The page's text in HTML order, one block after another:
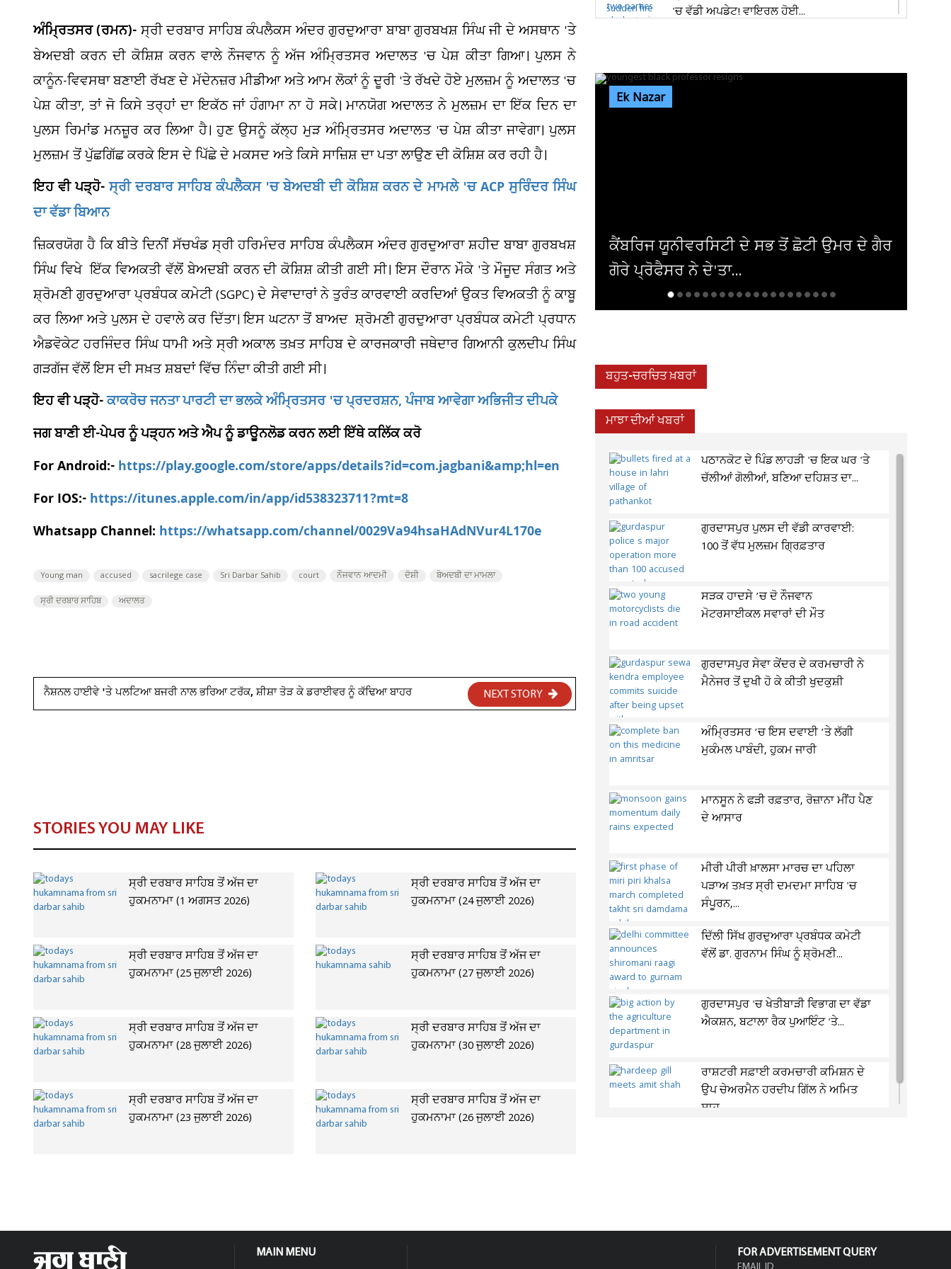
ਅੰਮ੍ਰਿਤਸਰ (ਰਮਨ)-ਸ੍ਰੀ ਦਰਬਾਰ ਸਾਹਿਬ ਕੰਪਲੈਕਸ ਅੰਦਰ ਗੁਰਦੁਆਰਾ ਬਾਬਾ ਗੁਰਬਖਸ਼ ਸਿੰਘ ਜੀ ਦੇ ਅਸਥਾਨ 'ਤੇ
ਬੇਅਦਬੀ ਕਰਨ ਦੀ ਕੋਸ਼ਿਸ਼ ਕਰਨ ਵਾਲੇ ਨੌਜਵਾਨ ਨੂੰ ਅੱਜ ਅੰਮ੍ਰਿਤਸਰ ਅਦਾਲਤ 'ਚ ਪੇਸ਼ ਕੀਤਾ ਗਿਆ। ਪੁਲਸ ਨੇ
ਕਾਨੂੰਨ-ਵਿਵਸਥਾ ਬਣਾਈ ਰੱਖਣ ਦੇ ਮੱਦੇਨਜ਼ਰ ਮੀਡੀਆ ਅਤੇ ਆਮ ਲੋਕਾਂ ਨੂੰ ਦੂਰੀ 'ਤੇ ਰੱਖਦੇ ਹੋਏ ਮੁਲਜ਼ਮ ਨੂੰ ਅਦਾਲਤ 'ਚ
ਪੇਸ਼ ਕੀਤਾ, ਤਾਂ ਜੋ ਕਿਸੇ ਤਰ੍ਹਾਂ ਦਾ ਇਕੱਠ ਜਾਂ ਹੰਗਾਮਾ ਨਾ ਹੋ ਸਕੇ। ਮਾਨਯੋਗ ਅਦਾਲਤ ਨੇ ਮੁਲਜ਼ਮ ਦਾ ਇੱਕ ਦਿਨ ਦਾ
ਪੁਲਸ ਰਿਮਾਂਡ ਮਨਜ਼ੂਰ ਕਰ ਲਿਆ ਹੈ। ਹੁਣ ਉਸਨੂੰ ਕੱਲ੍ਹ ਮੁੜ ਅੰਮ੍ਰਿਤਸਰ ਅਦਾਲਤ 'ਚ ਪੇਸ਼ ਕੀਤਾ ਜਾਵੇਗਾ। ਪੁਲਸ
ਮੁਲਜ਼ਮ ਤੋਂ ਪੁੱਛਗਿੱਛ ਕਰਕੇ ਇਸ ਦੇ ਪਿੱਛੇ ਦੇ ਮਕਸਦ ਅਤੇ ਕਿਸੇ ਸਾਜ਼ਿਸ਼ ਦਾ ਪਤਾ ਲਾਉਣ ਦੀ ਕੋਸ਼ਿਸ਼ ਕਰ ਰਹੀ ਹੈ।
ਇਹ ਵੀ ਪੜ੍ਹੋ-ਸ੍ਰੀ ਦਰਬਾਰ ਸਾਹਿਬ ਕੰਪਲੈਕਸ 'ਚ ਬੇਅਦਬੀ ਦੀ ਕੋਸ਼ਿਸ਼ ਕਰਨ ਦੇ ਮਾਮਲੇ 'ਚ ACP ਸੁਰਿੰਦਰ ਸਿੰਘ
ਦਾ ਵੱਡਾ ਬਿਆਨ
ਜ਼ਿਕਰਯੋਗ ਹੈ ਕਿ ਬੀਤੇ ਦਿਨੀਂ ਸੱਚਖੰਡ ਸ੍ਰੀ ਹਰਿਮੰਦਰ ਸਾਹਿਬ ਕੰਪਲੈਕਸ ਅੰਦਰ ਗੁਰਦੁਆਰਾ ਸ਼ਹੀਦ ਬਾਬਾ ਗੁਰਬਖਸ਼
ਸਿੰਘ ਵਿਖੇ ਇੱਕ ਵਿਅਕਤੀ ਵੱਲੋਂ ਬੇਅਦਬੀ ਕਰਨ ਦੀ ਕੋਸ਼ਿਸ਼ ਕੀਤੀ ਗਈ ਸੀ। ਇਸ ਦੌਰਾਨ ਮੌਕੇ 'ਤੇ ਮੌਜੂਦ ਸੰਗਤ ਅਤੇ
ਸ਼੍ਰੋਮਣੀ ਗੁਰਦੁਆਰਾ ਪ੍ਰਬੰਧਕ ਕਮੇਟੀ (SGPC) ਦੇ ਸੇਵਾਦਾਰਾਂ ਨੇ ਤੁਰੰਤ ਕਾਰਵਾਈ ਕਰਦਿਆਂ ਉਕਤ ਵਿਅਕਤੀ ਨੂੰ ਕਾਬੂ
ਕਰ ਲਿਆ ਅਤੇ ਪੁਲਸ ਦੇ ਹਵਾਲੇ ਕਰ ਦਿੱਤਾ। ਇਸ ਘਟਨਾ ਤੋਂ ਬਾਅਦ ਸ਼੍ਰੋਮਣੀ ਗੁਰਦੁਆਰਾ ਪ੍ਰਬੰਧਕ ਕਮੇਟੀ ਪ੍ਰਧਾਨ
ਐਡਵੋਕੇਟ ਹਰਜਿੰਦਰ ਸਿੰਘ ਧਾਮੀ ਅਤੇ ਸ੍ਰੀ ਅਕਾਲ ਤਖ਼ਤ ਸਾਹਿਬ ਦੇ ਕਾਰਜਕਾਰੀ ਜਥੇਦਾਰ ਗਿਆਨੀ ਕੁਲਦੀਪ ਸਿੰਘ
ਗੜਗੱਜ ਵੱਲੋਂ ਇਸ ਦੀ ਸਖ਼ਤ ਸ਼ਬਦਾਂ ਵਿੱਚ ਨਿੰਦਾ ਕੀਤੀ ਗਈ ਸੀ।
ਇਹ ਵੀ ਪੜ੍ਹੋ-ਕਾਕਰੋਚ ਜਨਤਾ ਪਾਰਟੀ ਦਾ ਭਲਕੇ ਅੰਮ੍ਰਿਤਸਰ 'ਚ ਪ੍ਰਦਰਸ਼ਨ, ਪੰਜਾਬ ਆਵੇਗਾ ਅਭਿਜੀਤ ਦੀਪਕੇ
ਜਗ ਬਾਣੀ ਈ-ਪੇਪਰ ਨੂੰ ਪੜ੍ਹਨ ਅਤੇ ਐਪ ਨੂੰ ਡਾਊਨਲੋਡ ਕਰਨ ਲਈ ਇੱਥੇ ਕਲਿੱਕ ਕਰੋ
For Android:-https://play.google.com/store/apps/details?id=com.jagbani&amp;hl=en
For IOS:-https://itunes.apple.com/in/app/id538323711?mt=8
Whatsapp Channel: https://whatsapp.com/channel/0029Va94hsaHAdNVur4L170e
Young man accused sacrilege case Sri Darbar Sahib court ਨੌਜਵਾਨ ਆਦਮੀ ਦੋਸ਼ੀ ਬੇਅਦਬੀ ਦਾ ਮਾਮਲਾ
ਸ੍ਰੀ ਦਰਬਾਰ ਸਾਹਿਬ ਅਦਾਲਤ
ਨੈਸ਼ਨਲ ਹਾਈਵੇ 'ਤੇ ਪਲਟਿਆ ਬਜਰੀ ਨਾਲ ਭਰਿਆ ਟਰੱਕ, ਸ਼ੀਸ਼ਾ ਤੋੜ ਕੇ ਡਰਾਈਵਰ ਨੂੰ ਕੱਢਿਆ ਬਾਹਰ NEXT STORY
STORIES YOU MAY LIKE
ਸ੍ਰੀ ਦਰਬਾਰ ਸਾਹਿਬ ਤੋਂ ਅੱਜ ਦਾ
ਹੁਕਮਨਾਮਾ (1 ਅਗਸਤ 2026)
ਸ੍ਰੀ ਦਰਬਾਰ ਸਾਹਿਬ ਤੋਂ ਅੱਜ ਦਾ
ਹੁਕਮਨਾਮਾ (24 ਜੁਲਾਈ 2026)
ਸ੍ਰੀ ਦਰਬਾਰ ਸਾਹਿਬ ਤੋਂ ਅੱਜ ਦਾ
ਹੁਕਮਨਾਮਾ (25 ਜੁਲਾਈ 2026)
ਸ੍ਰੀ ਦਰਬਾਰ ਸਾਹਿਬ ਤੋਂ ਅੱਜ ਦਾ
ਹੁਕਮਨਾਮਾ (27 ਜੁਲਾਈ 2026)
ਸ੍ਰੀ ਦਰਬਾਰ ਸਾਹਿਬ ਤੋਂ ਅੱਜ ਦਾ
ਹੁਕਮਨਾਮਾ (28 ਜੁਲਾਈ 2026)
ਸ੍ਰੀ ਦਰਬਾਰ ਸਾਹਿਬ ਤੋਂ ਅੱਜ ਦਾ
ਹੁਕਮਨਾਮਾ (30 ਜੁਲਾਈ 2026)
ਸ੍ਰੀ ਦਰਬਾਰ ਸਾਹਿਬ ਤੋਂ ਅੱਜ ਦਾ
ਹੁਕਮਨਾਮਾ (23 ਜੁਲਾਈ 2026)
ਸ੍ਰੀ ਦਰਬਾਰ ਸਾਹਿਬ ਤੋਂ ਅੱਜ ਦਾ
ਹੁਕਮਨਾਮਾ (26 ਜੁਲਾਈ 2026)
'ਚ ਵੱਡੀ ਅਪਡੇਟ! ਵਾਇਰਲ ਹੋਈ...
Ek Nazar
ਕੈਂਬਰਿਜ ਯੂਨੀਵਰਸਿਟੀ ਦੇ ਸਭ ਤੋਂ ਛੋਟੀ ਉਮਰ ਦੇ ਗੈਰ
ਗੋਰੇ ਪ੍ਰੋਫੈਸਰ ਨੇ ਦੇ'ਤਾ...
ਅਮਰੀਕਾ ਨੇ ਇਰਾਕੀ ਏਅਰਾਲਾਈਨ ਤੋਂ ਹਟਾਈ
ਪਾਬੰਦੀ
ਬਹੁਤ-ਚਰਚਿਤ ਖ਼ਬਰਾਂ
ਮਾਝਾ ਦੀਆਂ ਖਬਰਾਂ
ਪਠਾਨਕੋਟ ਦੇ ਪਿੰਡ ਲਾਹੜੀ 'ਚ ਇਕ ਘਰ 'ਤੇ
ਚੱਲੀਆਂ ਗੋਲੀਆਂ, ਬਣਿਆ ਦਹਿਸ਼ਤ ਦਾ...
ਗੁਰਦਾਸਪੁਰ ਪੁਲਸ ਦੀ ਵੱਡੀ ਕਾਰਵਾਈ:
100 ਤੋਂ ਵੱਧ ਮੁਲਜ਼ਮ ਗ੍ਰਿਫ਼ਤਾਰ
ਸੜਕ ਹਾਦਸੇ ’ਚ ਦੋ ਨੌਜਵਾਨ
ਮੋਟਰਸਾਈਕਲ ਸਵਾਰਾਂ ਦੀ ਮੌਤ
ਗੁਰਦਾਸਪੁਰ ਸੇਵਾ ਕੇਂਦਰ ਦੇ ਕਰਮਚਾਰੀ ਨੇ
ਮੈਨੇਜਰ ਤੋਂ ਦੁਖੀ ਹੋ ਕੇ ਕੀਤੀ ਖੁਦਕੁਸ਼ੀ
ਅੰਮ੍ਰਿਤਸਰ ’ਚ ਇਸ ਦਵਾਈ ’ਤੇ ਲੱਗੀ
ਮੁਕੰਮਲ ਪਾਬੰਦੀ, ਹੁਕਮ ਜਾਰੀ
ਮਾਨਸੂਨ ਨੇ ਫੜੀ ਰਫ਼ਤਾਰ, ਰੋਜ਼ਾਨਾ ਮੀਂਹ ਪੈਣ
ਦੇ ਆਸਾਰ
ਮੀਰੀ ਪੀਰੀ ਖ਼ਾਲਸਾ ਮਾਰਚ ਦਾ ਪਹਿਲਾ
ਪੜਾਅ ਤਖ਼ਤ ਸ੍ਰੀ ਦਮਦਮਾ ਸਾਹਿਬ 'ਚ
ਸੰਪੂਰਨ,...
ਦਿੱਲੀ ਸਿੱਖ ਗੁਰਦੁਆਰਾ ਪ੍ਰਬੰਧਕ ਕਮੇਟੀ
ਵੱਲੋਂ ਡਾ. ਗੁਰਨਾਮ ਸਿੰਘ ਨੂੰ ਸ਼੍ਰੋਮਣੀ...
ਗੁਰਦਾਸਪੁਰ 'ਚ ਖੇਤੀਬਾੜੀ ਵਿਭਾਗ ਦਾ ਵੱਡਾ
ਐਕਸ਼ਨ, ਬਟਾਲਾ ਰੈਕ ਪੁਆਇੰਟ 'ਤੇ...
ਰਾਸ਼ਟਰੀ ਸਫ਼ਾਈ ਕਰਮਚਾਰੀ ਕਮਿਸ਼ਨ ਦੇ
ਉਪ ਚੇਅਰਮੈਨ ਹਰਦੀਪ ਗਿੱਲ ਨੇ ਅਮਿਤ
ਸ਼ਾਹ...
MAIN MENU FOR ADVERTISEMENT QUERY